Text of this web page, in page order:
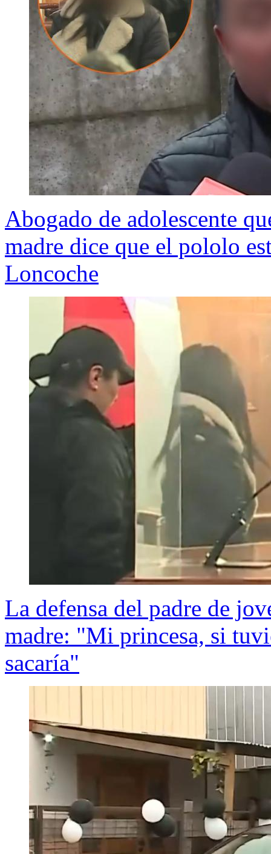
Abogado de adolescente
madre dice que el pololo
Loncoche
La defensa del padre de
madre: "Mi princesa, si
sacaría"